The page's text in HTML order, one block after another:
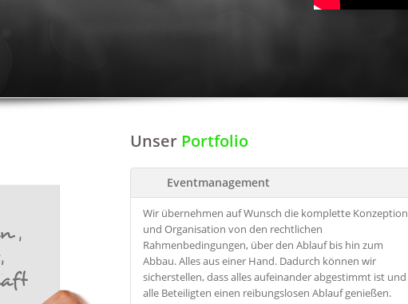
Unser Portfolio
Eventmanagement
Wir übernehmen auf Wunsch die komplette Konzeption
und Organisation von den rechtlichen
Rahmenbedingungen, über den Ablauf bis hin zum
Abbau. Alles aus einer Hand. Dadurch können wir
sicherstellen, dass alles aufeinander abgestimmt ist und
alle Beteiligten einen reibungslosen Ablauf genießen.